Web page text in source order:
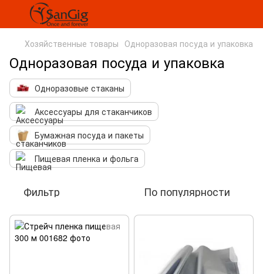
Хозяйственные товары Одноразовая посуда и упаковка
Одноразовая посуда и упаковка
Одноразовые стаканы
Аксессуары для стаканчиков
Бумажная посуда и пакеты
Пищевая пленка и фольга
Фильтр По популярности